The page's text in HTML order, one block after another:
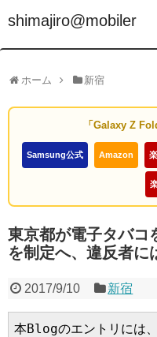
shimajiro@mobiler
ホーム 新宿
「Galaxy Z
Samsung公式 Amazon
東京都が電子タバコ
を制定へ、違反者に
2017/9/10 新宿
本Blogのエントリには